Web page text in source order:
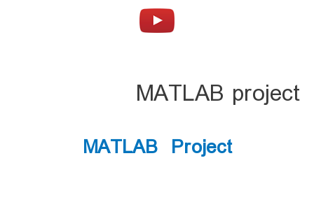
MATLAB project
MATLAB Project